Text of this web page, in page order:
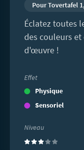
Pour Tovertafel
Éclatez toutes
des couleurs
d'œuvre !
Effet
Physique
Sensoriel
Niveau
(3)